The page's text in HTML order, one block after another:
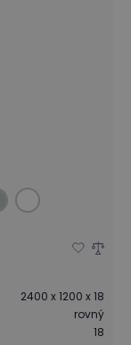
2400 x 1200 x 18
rovný
18